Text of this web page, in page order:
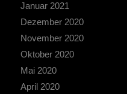
Januar 2021
Dezember 2020
November 2020
Oktober 2020
Mai 2020
April 2020